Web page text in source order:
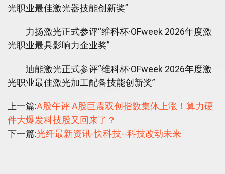
光职业最佳激光器技能创新奖”
力扬激光正式参评“维科杯·OFweek 2026年度激
光职业最具影响力企业奖”
迪能激光正式参评“维科杯·OFweek 2026年度激
光职业最佳激光加工配备技能创新奖”
上一篇:A股午评 A股巨震双创指数集体上涨！算力硬
件大爆发科技股又回来了？
下一篇:光纤最新资讯-快科技--科技改动未来